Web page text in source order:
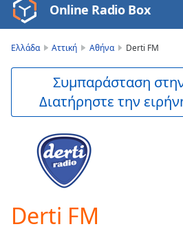
Video
Player
Skip
Forward
Online Radio Box
Ελλάδα Αττική Αθήνα Derti FM
Συμπαράσταση
Διατήρηστε την
Derti FM